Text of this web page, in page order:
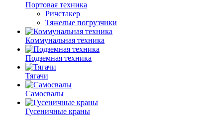
Портовая техника
Ричстакер
Тяжелые погрузчики
Коммунальная техника
Подземная техника
Тягачи
Самосвалы
Гусеничные краны